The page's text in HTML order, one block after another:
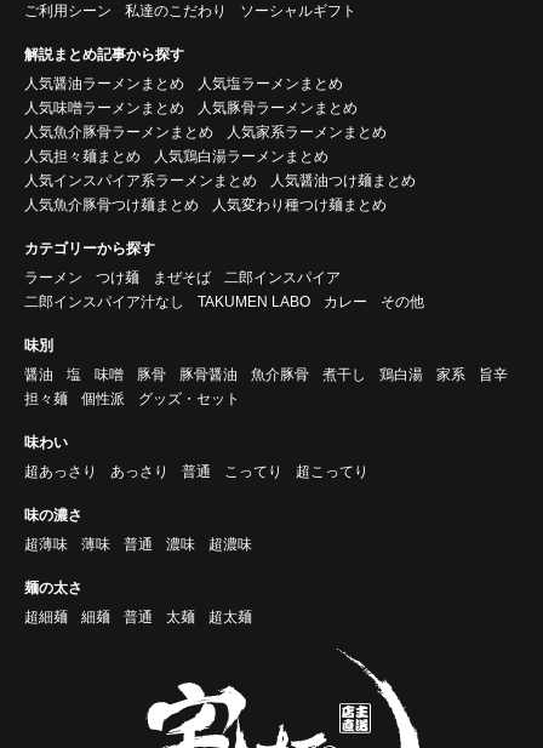
ご利用シーン
私達のこだわり ソーシャルギフト
解説まとめ記事から探す
人気醤油ラーメンまとめ
人気塩ラーメンまとめ
人気味噌ラーメンまとめ
人気豚骨ラーメンまとめ
人気魚介豚骨ラーメンまとめ
人気家系ラーメンまとめ
人気担々麺まとめ
人気鶏白湯ラーメンまとめ
人気インスパイア系ラーメンまとめ
人気醤油つけ麺まとめ
人気魚介豚骨つけ麺まとめ
人気変わり種つけ麺まとめ
カテゴリーから探す
ラーメン
つけ麺 まぜそば
二郎インスパイア
二郎インスパイア汁なし
TAKUMEN LABO カレー その他
味別
醤油
塩 味噌 豚骨 豚骨醤油 魚介豚骨 煮干し 鶏白湯 家系
旨辛
担々麺
個性派 グッズ・セット
味わい
超あっさり
あっさり 普通 こってり 超こってり
味の濃さ
超薄味
薄味 普通 濃味 超濃味
麺の太さ
超細麺
細麺 普通 太麺 超太麺